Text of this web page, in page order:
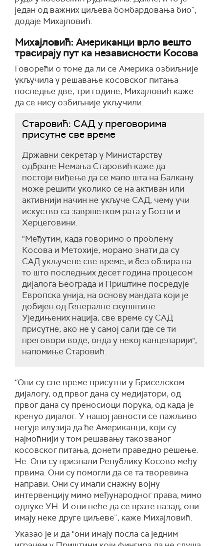
један од важних циљева бомбардовања био”,
додаје Михајловић.
Михајловић: Американци врло вешто
трасирају пут ка независности Kосова
Говорећи о томе да ли се Америка озбиљније
укључила у решавање косовског питања
последње две, три године, Михајловић каже
да се нису озбиљније укључили.
Старовић: САД у преговорима
присутне све време
Државни секретар у Министарству
одбране Немања Старовић каже да
постоји виђење да се мало шта на Балкану
може решити уколико се на активан или
активнији начин не укључе САД, чему учи
искуство са завршетком рата у Босни и
Херцеговини.
"Међутим, када говоримо о проблему
Косова и Метохије, морамо знати да су
САД укључене све време, и без обзира на
то што последњих десет година процесом
дијалога Београда и Приштине посредује
Европска унија, на основу мандата који је
добијен од Генералне скупштине
Уједињених нација, све време су САД
присутне, ако не у самој сали где се ти
преговори воде, онда у некој канцеларији",
напомиње Старовић.
“Они су све време присутни у Бриселском
дијалогу, од првог дана су медијатори, од
првог дана су преносиоци порука, од када је
кренуо дијалог. У нашој јавности се пажљиво
негује илузија да ће Американци, који су
најмоћнији у том решавању такозваног
косовског питања, донети праведно решење.
Не. Они су признали Републику Kосово међу
првима. Они су помогли да се та творевина
направи. Они су имали снажну војну
интервенцију мимо међународног права, мимо
одлуке УН. И они неће да се врате назад, они
имају неке друге циљеве”, каже Михајловић.
Указао је и да "они имају посла са једним